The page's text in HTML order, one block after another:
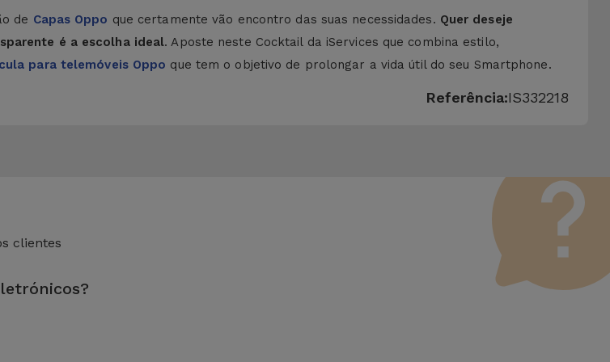
de Capas Oppo que certamente vão encontro das suas necessidades. Quer deseje
é a escolha ideal. Aposte neste Cocktail da iServices que combina estilo,
para telemóveis Oppo que tem o objetivo de prolongar a vida útil do seu Smartphone.
Referência:IS332218
clientes
de serem colocados à venda.